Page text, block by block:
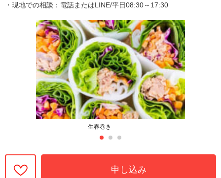
・現地での相談：電話またはLINE/平日08:30～17:30
生春巻き
申し込み